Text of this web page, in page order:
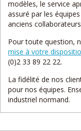
modèles, le service
assuré par les
anciens
Pour toute question,
mise à votre
(0)2 33 89 22 22.
La fidélité de nos
pour nos équipes.
industriel normand.